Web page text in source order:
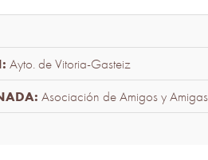
Ayto. de Vitoria-Gasteiz
Asociación de Amigos y